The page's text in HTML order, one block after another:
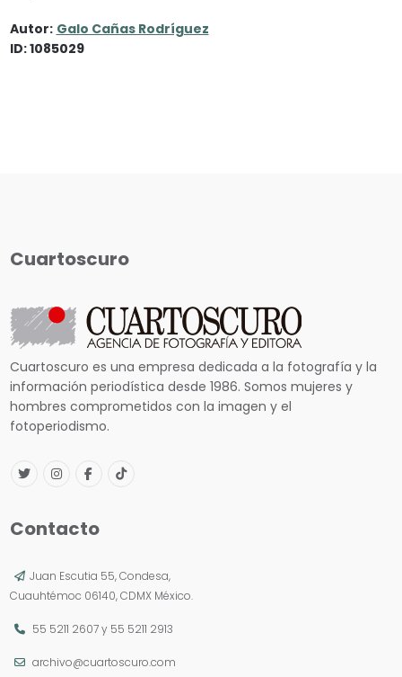
Autor: Galo Cañas Rodríguez
ID: 1085029
Cuartoscuro
Cuartoscuro es una empresa dedicada a la fotografía y la
información periodística desde 1986. Somos mujeres y
hombres comprometidos con la imagen y el
fotoperiodismo.
Contacto
Juan Escutia 55, Condesa,
Cuauhtémoc 06140, CDMX México.
55 5211 2607y 55 5211 2913
archivo@cuartoscuro.com